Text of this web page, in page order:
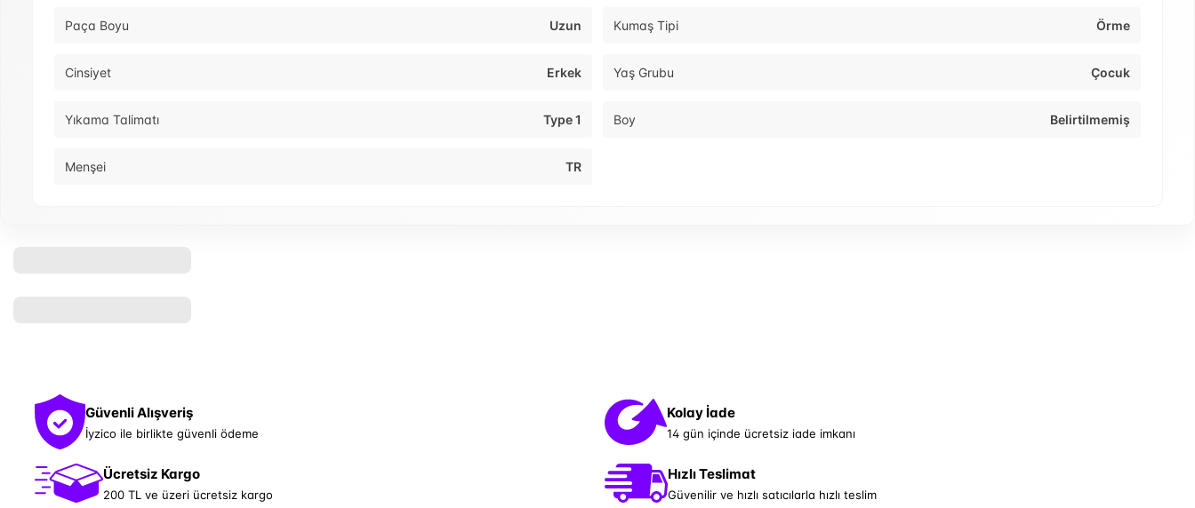
Paça Boyu Uzun Kumaş Tipi Örme
Cinsiyet Erkek Yaş Grubu Çocuk
Yıkama Talimatı Type 1 Boy Belirtilmemiş
Menşei TR
Güvenli Alışveriş
İyzico ile birlikte güvenli ödeme
Kolay İade
14 gün içinde ücretsiz iade imkanı
Ücretsiz Kargo
200 TL ve üzeri ücretsiz kargo
Hızlı Teslimat
Güvenilir ve hızlı satıcılarla hızlı teslim